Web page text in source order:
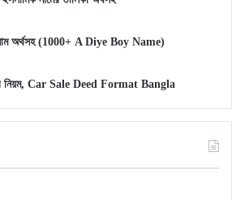
নাম অর্থসহ (1000+ A Diye Boy Name)
নিয়ম, Car Sale Deed Format Bangla